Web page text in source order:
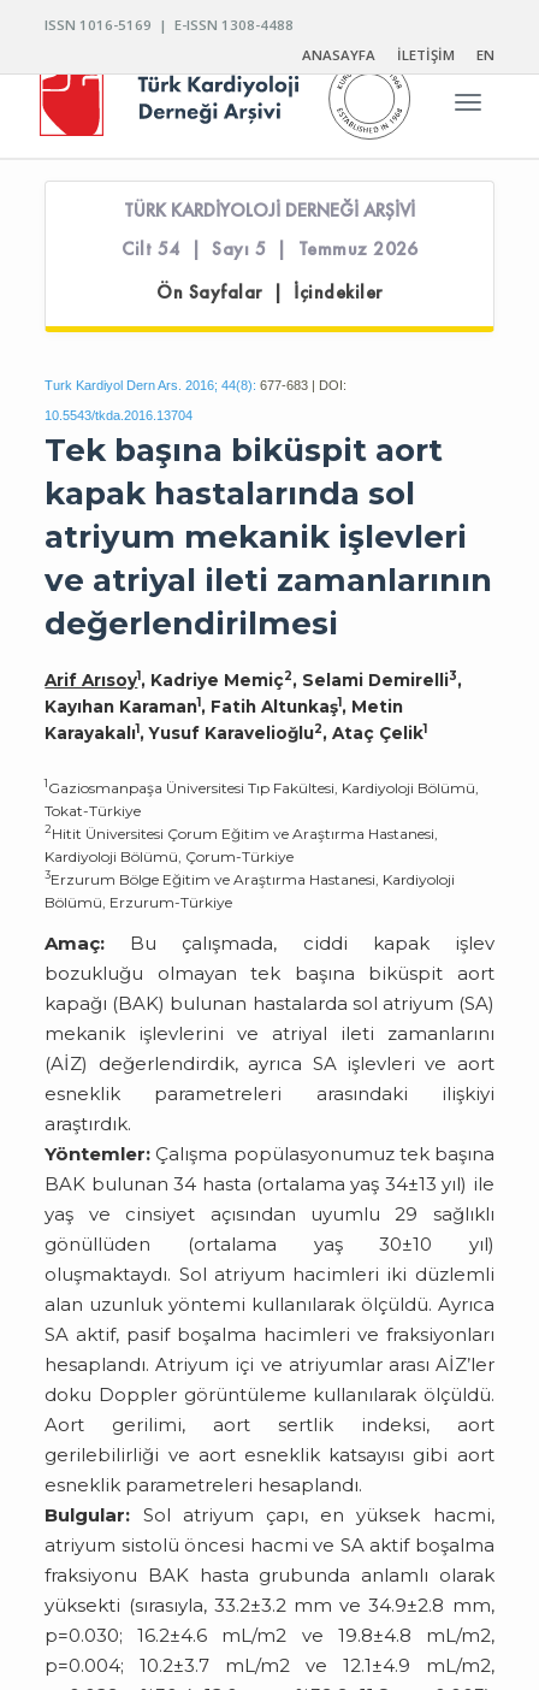
ISSN 1016-5169 | E-ISSN 1308-4488
ANASAYFA
İLETİŞİM EN
Toggle
TÜRK KARDİYOLOJİ DERNEĞİ ARŞİVİ
Cilt 54 | Sayı 5 | Temmuz 2026
Ön Sayfalar | İçindekiler
Turk Kardiyol Dern Ars. 2016; 44(8): 677-683 | DOI:
10.5543/tkda.2016.13704
Tek başına biküspit aort
kapak hastalarında sol
atriyum mekanik işlevleri
ve atriyal ileti zamanlarının
değerlendirilmesi
Arif Arısoy1, Kadriye Memiç2, Selami Demirelli3,
Kayıhan Karaman1, Fatih Altunkaş1, Metin
Karayakalı1, Yusuf Karavelioğlu2, Ataç Çelik1
1Gaziosmanpaşa Üniversitesi Tıp Fakültesi, Kardiyoloji Bölümü,
Tokat-Türkiye
2Hitit Üniversitesi Çorum Eğitim ve Araştırma Hastanesi,
Kardiyoloji Bölümü, Çorum-Türkiye
3Erzurum Bölge Eğitim ve Araştırma Hastanesi, Kardiyoloji
Bölümü, Erzurum-Türkiye
Amaç: Bu çalışmada, ciddi kapak işlev
bozukluğu olmayan tek başına biküspit aort
kapağı (BAK) bulunan hastalarda sol atriyum (SA)
mekanik işlevlerini ve atriyal ileti zamanlarını
(AİZ) değerlendirdik, ayrıca SA işlevleri ve aort
esneklik parametreleri arasındaki ilişkiyi
araştırdık.
Yöntemler: Çalışma popülasyonumuz tek başına
BAK bulunan 34 hasta (ortalama yaş 34±13 yıl) ile
yaş ve cinsiyet açısından uyumlu 29 sağlıklı
gönüllüden (ortalama yaş 30±10 yıl)
oluşmaktaydı. Sol atriyum hacimleri iki düzlemli
alan uzunluk yöntemi kullanılarak ölçüldü. Ayrıca
SA aktif, pasif boşalma hacimleri ve fraksiyonları
hesaplandı. Atriyum içi ve atriyumlar arası AİZ’ler
doku Doppler görüntüleme kullanılarak ölçüldü.
Aort gerilimi, aort sertlik indeksi, aort
gerilebilirliği ve aort esneklik katsayısı gibi aort
esneklik parametreleri hesaplandı.
Bulgular: Sol atriyum çapı, en yüksek hacmi,
atriyum sistolü öncesi hacmi ve SA aktif boşalma
fraksiyonu BAK hasta grubunda anlamlı olarak
yüksekti (sırasıyla, 33.2±3.2 mm ve 34.9±2.8 mm,
p=0.030; 16.2±4.6 mL/m2 ve 19.8±4.8 mL/m2,
p=0.004; 10.2±3.7 mL/m2 ve 12.1±4.9 mL/m2,